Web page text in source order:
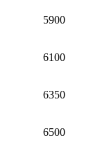
5900
6100
6350
6500